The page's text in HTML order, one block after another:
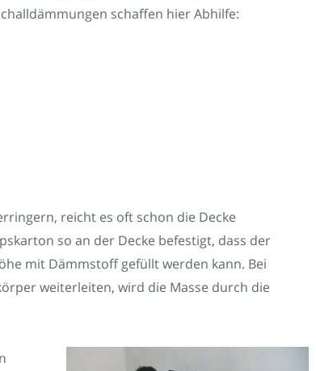
schaffen hier Abhilfe:
reicht es oft schon die Decke
so an der Decke befestigt, dass der
mit Dämmstoff gefüllt werden kann. Bei
weiterleiten, wird die Masse durch die